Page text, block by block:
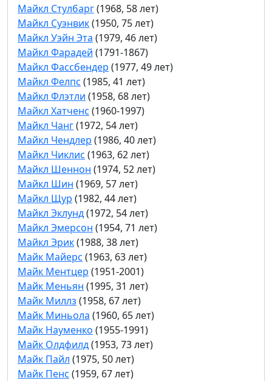
Майкл Стулбарг(1968, 58 лет)
Майкл Суэнвик(1950, 75 лет)
Майкл Уэйн Эта (1979, 46 лет)
Майкл Фарадей (1791-1867)
Майкл Фассбендер (1977, 49 лет)
Майкл Фелпс (1985, 41 лет)
Майкл Флэтли (1958, 68 лет)
Майкл Хатченс (1960-1997)
Майкл Чанг(1972, 54 лет)
Майкл Чендлер (1986, 40 лет)
Майкл Чиклис (1963, 62 лет)
Майкл Шеннон (1974, 52 лет)
Майкл Шин (1969, 57 лет)
Майкл Щур (1982, 44 лет)
Майкл Эклунд(1972, 54 лет)
Майкл Эмерсон (1954, 71 лет)
Майкл Эрик(1988, 38 лет)
Майк Майерс (1963, 63 лет)
Майк Ментцер (1951-2001)
Майк Меньян (1995, 31 лет)
Майк Миллз (1958, 67 лет)
Майк Миньола (1960, 65 лет)
Майк Науменко (1955-1991)
Майк Олдфилд(1953, 73 лет)
Майк Пайл (1975, 50 лет)
Майк Пенс (1959, 67 лет)